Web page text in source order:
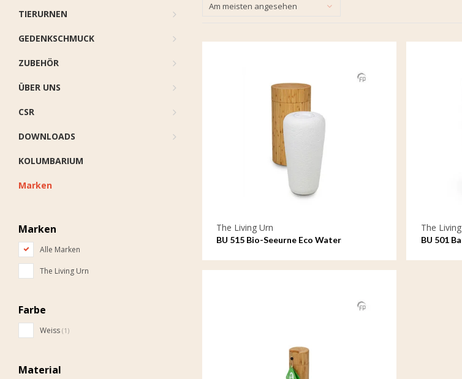
TIERURNEN
GEDENKSCHMUCK
ZUBEHÖR
ÜBER UNS
CSR
DOWNLOADS
KOLUMBARIUM
Marken
Marken
Alle Marken
The Living Urn
Farbe
Weiss (1)
Material
Am meisten angesehen
The Living Urn
BU 515 Bio-Seeurne Eco Water
The
BU 501